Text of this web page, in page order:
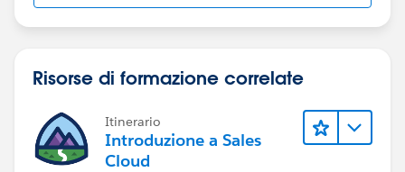
Risorse di formazione correlate
Itinerario
Introduzione a Sales
Cloud